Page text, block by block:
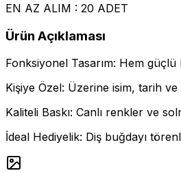
EN AZ ALIM : 20 ADET
Ürün Açıklaması
Fonksiyonel Tasarım: Hem güçlü
Kişiye Özel: Üzerine isim, tarih
Kaliteli Baskı: Canlı renkler ve
İdeal Hediyelik: Diş buğdayı